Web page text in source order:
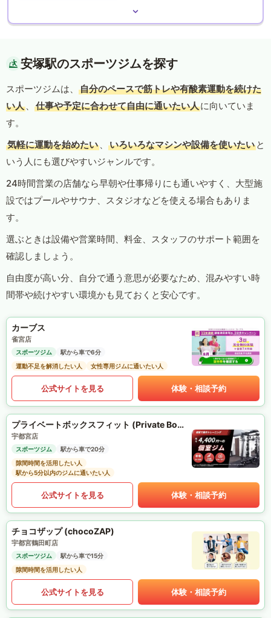
安塚駅のスポーツジムを探す
スポーツジムは、
自分のペースで筋トレや有酸素運動を続けた
い人 、 仕事や予定に合わせて自由に通いたい人に向いていま
す。
気軽に運動を始めたい 、 いろいろなマシンや設備を使いたい と
いう人にも選びやすいジャンルです。
24時間営業の店舗なら早朝や仕事帰りにも通いやすく、大型施
設ではプールやサウナ、スタジオなどを使える場合もありま
す。
選ぶときは設備や営業時間、料金、スタッフのサポート範囲を
確認しましょう。
自由度が高い分、自分で通う意思が必要なため、混みやすい時
間帯や続けやすい環境かも見ておくと安心です。
カーブス
雀宮店
スポーツジム
駅から車で6分
運動不足を解消したい人
女性専用ジムに通いたい人
公式サイトを見る 体験・相談予約
プライベートボックスフィット (Private Box Fit)
宇都宮店
スポーツジム
駅から車で20分
隙間時間を活用したい人
駅から5分以内のジムに通いたい人
公式サイトを見る 体験・相談予約
チョコザップ (chocoZAP)
宇都宮鶴田町店
スポーツジム
駅から車で15分
隙間時間を活用したい人
公式サイトを見る 体験・相談予約